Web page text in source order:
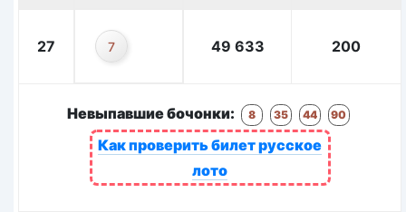
Невыпавшие бочонки: 8 35 44 90
Как проверить билет русское
лото
27 7 49 633 200